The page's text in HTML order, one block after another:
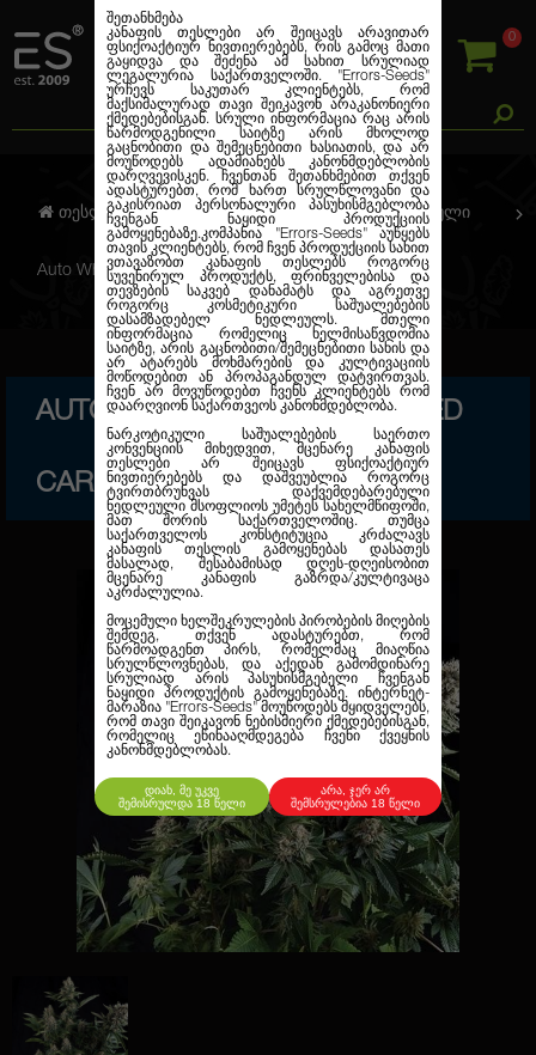
0
შეთანხმება
კანაფის თესლები არ შეიცავს არავითარ
ფსიქოაქტიურ ნივთიერებებს, რის გამოც მათი
გაყიდვა და შეძენა ამ სახით სრულიად
ლეგალურია საქართველოში. "Errors-Seeds"
ურჩევს საკუთარ კლიენტებს, რომ
მაქსიმალურად თავი შეიკავონ არაკანონიერი
ქმედებებისგან. სრული ინფორმაცია რაც არის
წარმოდგენილი საიტზე არის მხოლოდ
გაცნობითი და შემეცნებითი ხასიათის, და არ
მოუწოდებს ადამიანებს კანონმდებლობის
დარღვევისკენ. ჩვენთან შეთანხმებით თქვენ
ადასტურებთ, რომ ხართ სრულწლოვანი და
გაკისრიათ პერსონალური პასუხისმგებლობა
ჩვენგან ნაყიდი პროდუქციის
გამოყენებაზე.კომპანია
"Errors-Seeds" აუწყებს
თავის კლიენტებს, რომ ჩვენ პროდუქციის სახით
ვთავაზობთ კანაფის თესლებს როგორც
სუვენირულ პროდუქტს, ფრინველებისა და
თევზების საკვებ დანამატს და აგრეთვე
როგორც კოსმეტიკური საშუალებების
დასამზადებელ ნედლეულს. მთელი
ინფორმაცია რომელიც ხელმისაწვდომია
საიტზე, არის გაცნობითი/შემეცნებითი სახის და
არ ატარებს მოხმარების და კულტივაციის
მოწოდებით ან პროპაგანდულ დატვირთვას.
ჩვენ არ მოვუწოდებთ ჩვენს კლიენტებს რომ
დაარღვიონ საქართვეოს კანონმდებლობა.
ნარკოტიკული საშუალებების საერთო
კონვენციის მიხედვით, მცენარე კანაფის
თესლები არ შეიცავს ფსიქოაქტიურ
ნივთიერებებს და დაშვეუბლია როგორც
ტვირთბრუნვას დაქვემდებარებული
ნედლეული მსოფლიოს უმეტეს სახელმწიფოში,
მათ შორის საქართველოშიც. თუმცა
საქართველოს კონსტიტუცია კრძალავს
კანაფის თესლის გამოყენებას დასათეს
მასალად, შესაბამისად დღეს-დღეისობით
მცენარე კანაფის გაზრდა/კულტივაცა
აკრძალულია.
მოცემული ხელშეკრულების პირობების მიღების
შემდეგ, თქვენ ადასტურებთ, რომ
წარმოადგენთ პირს, რომელმაც მიაღწია
სრულწლოვნებას, და აქედან გამომდინარე
სრულიად არის პასუხისმგებელი ჩვენგან
ნაყიდი პროდუქტის გამოყენებაზე. ინტერნეტ-
მარაზია "Errors-Seeds" მოუწოდებს მყიდველებს,
რომ თავი შეიკავონ ნებისმიერი ქმედებებისგან,
რომელიც ეწინააღმდეგება ჩვენი ქვეყნის
კანონმდებლობას.
დიახ, მე უკვე
შემისრულდა 18 წელი
არა, ჯერ არ
შემსრულებია 18 წელი
თესლების კანაფი ავტო. ფემინიზირებული
Auto White Widow Feminised Carpathians Seeds
AUTO WHITE WIDOW FEMINISED
CARPATHIANS SEEDS